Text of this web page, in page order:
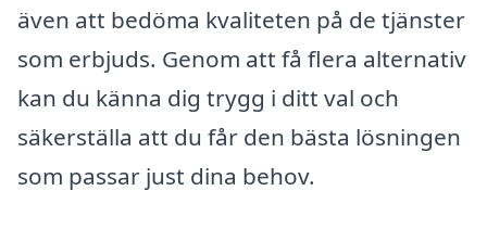
även att bedöma kvaliteten på de tjänster
som erbjuds. Genom att få flera alternativ
kan du känna dig trygg i ditt val och
säkerställa att du får den bästa lösningen
som passar just dina behov.